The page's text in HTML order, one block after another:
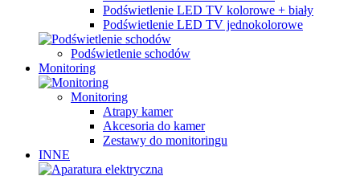
Podświetlenie LED TV kolorowe + biały
Podświetlenie LED TV jednokolorowe
Podświetlenie schodów
Monitoring
Monitoring
Atrapy kamer
Akcesoria do kamer
Zestawy do monitoringu
INNE